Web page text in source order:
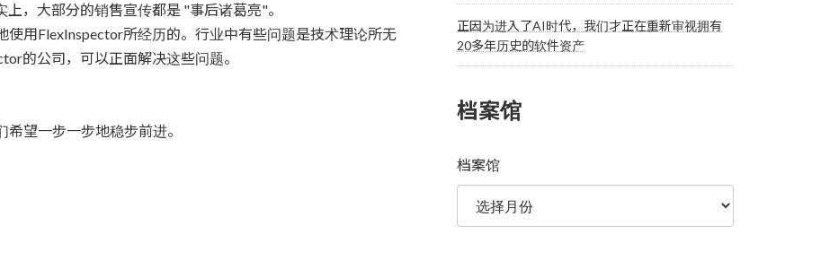
，大部分的销售宣传都是 "事后诸葛亮"。
用FlexInspector所经历的。行业中有些问题是技术理论所无
的公司，可以正面解决这些问题。
望一步一步地稳步前进。
正因为进入了AI时代，我们才正在重新审视拥有
20多年历史的软件资产
档案馆
档案馆